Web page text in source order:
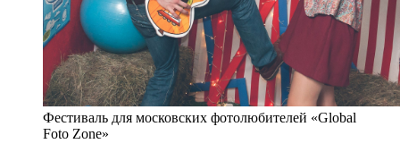
Фестиваль для московских фотолюбителей «Global
Foto Zone»